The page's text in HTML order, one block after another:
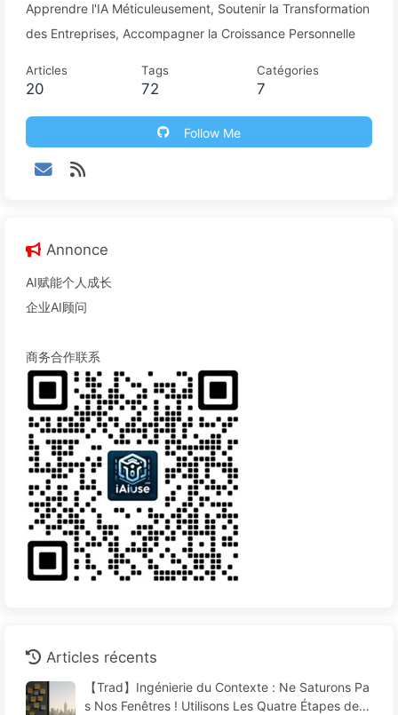
Apprendre l'IA Méticuleusement, Soutenir la Transformation
des Entreprises, Accompagner la Croissance Personnelle
Articles
20
Tags
72
Catégories
7
Follow Me
Annonce
AI赋能个人成长
企业AI顾问
商务合作联系
Articles récents
【Trad】Ingénierie du Contexte : Ne Saturons Pa
s Nos Fenêtres ! Utilisons Les Quatre Étapes de R